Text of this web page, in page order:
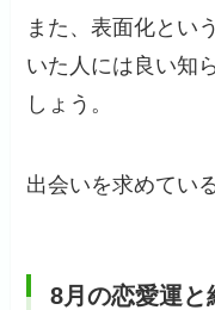
また、表面化とい
いた人には良い知
しょう。
出会いを求めてい
8月の恋愛運と